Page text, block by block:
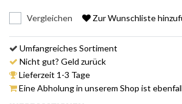
Vergleichen Zur Wunschliste
Umfangreiches Sortiment
Nicht gut? Geld zurück
Lieferzeit 1-3 Tage
Eine Abholung in unserem Shop ist